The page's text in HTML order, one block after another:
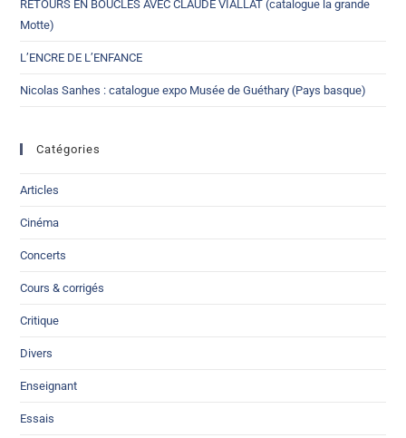
RETOURS EN BOUCLES AVEC CLAUDE VIALLAT (catalogue la grande
Motte)
L’ENCRE DE L’ENFANCE
Nicolas Sanhes : catalogue expo Musée de Guéthary (Pays basque)
Catégories
Articles
Cinéma
Concerts
Cours & corrigés
Critique
Divers
Enseignant
Essais